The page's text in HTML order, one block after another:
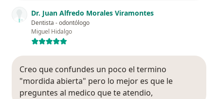
Dr. Juan Alfredo Morales Viramontes
Dentista - odontólogo
Miguel Hidalgo
Creo que confundes un poco el termino
"mordida abierta" pero lo mejor es que le
preguntes al medico que te atendio,